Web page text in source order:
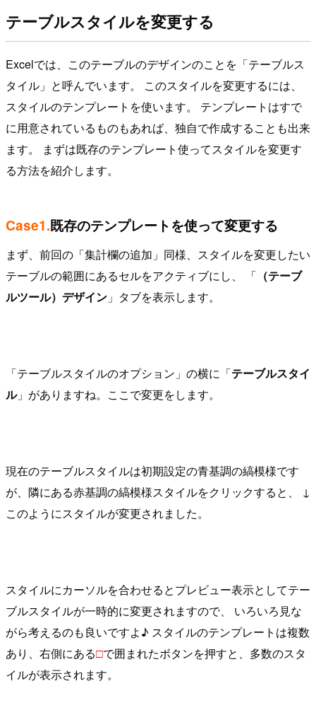
テーブルスタイルを変更する
Excelでは、このテーブルのデザインのことを「テーブルス
タイル」と呼んでいます。 このスタイルを変更するには、
スタイルのテンプレートを使います。 テンプレートはすで
に用意されているものもあれば、独自で作成することも出来
ます。 まずは既存のテンプレート使ってスタイルを変更す
る方法を紹介します。
Case1.既存のテンプレートを使って変更する
まず、前回の「集計欄の追加」同様、スタイルを変更したい
テーブルの範囲にあるセルをアクティブにし、 「 （テーブ
ルツール）デザイン 」タブを表示します。
「テーブルスタイルのオプション」の横に「テーブルスタイ
ル」がありますね。ここで変更をします。
現在のテーブルスタイルは初期設定の青基調の縞模様です
が、隣にある赤基調の縞模様スタイルをクリックすると、 ↓
このようにスタイルが変更されました。
スタイルにカーソルを合わせるとプレビュー表示としてテー
ブルスタイルが一時的に変更されますので、 いろいろ見な
がら考えるのも良いですよ♪ スタイルのテンプレートは複数
あり、右側にある□で囲まれたボタンを押すと、多数のスタ
イルが表示されます。